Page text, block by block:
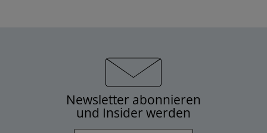
Newsletter abonnieren
und Insider werden